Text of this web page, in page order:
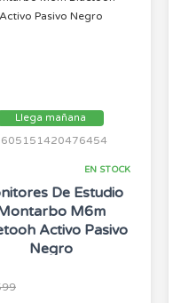
Llega mañana
EN STOCK
De Estudio
M6m
Activo Pasivo
Negro